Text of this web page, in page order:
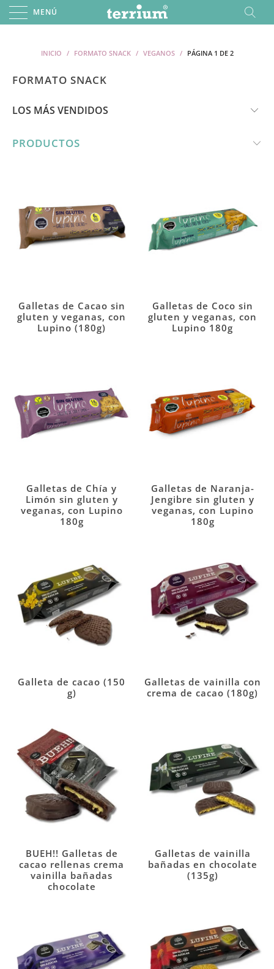
MENÚ
INICIO / FORMATO SNACK / VEGANOS / PÁGINA 1 DE 2
FORMATO SNACK
PRODUCTOS
Galletas de Cacao sin
gluten y veganas, con
Lupino (180g)
Galletas de Coco sin
gluten y veganas, con
Lupino 180g
Galletas de Chía y
Limón sin gluten y
veganas, con Lupino
180g
Galletas de Naranja-
Jengibre sin gluten y
veganas, con Lupino
180g
Galleta de cacao (150
g)
Galletas de vainilla con
crema de cacao (180g)
BUEH!! Galletas de
cacao rellenas crema
vainilla bañadas
chocolate
Galletas de vainilla
bañadas en chocolate
(135g)